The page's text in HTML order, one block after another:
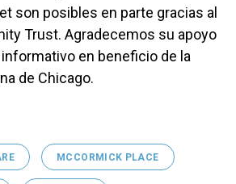
son posibles en parte gracias al
Trust. Agradecemos su apoyo
en beneficio de la
de Chicago.
MCCORMICK PLACE